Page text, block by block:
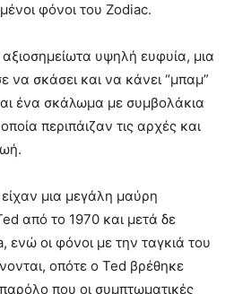
φόνοι του Zodiac.
αξιοσημείωτα υψηλή ευφυία, μια
να σκάσει και να κάνει “μπαμ”
ένα σκάλωμα με συμβολάκια
περιπάιζαν τις αρχές και
μια μεγάλη μαύρη
από το 1970 και μετά δε
ενώ οι φόνοι με την ταγκιά του
οπότε ο Ted βρέθηκε
που οι συμπτωματικές